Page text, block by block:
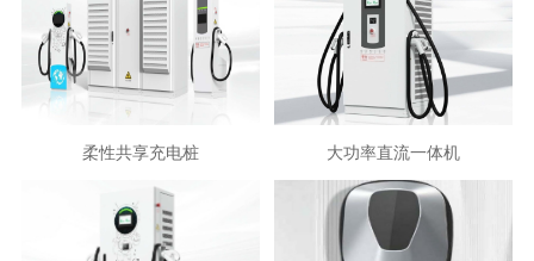
柔性共享充电桩 大功率直流一体机